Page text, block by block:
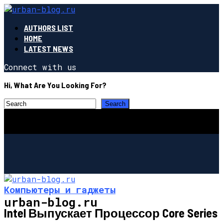
AUTHORS LIST
HOME
LATEST NEWS
Connect with us
Hi, What Are You Looking For?
urban-blog.ru
Компьютеры и гаджеты
Intel Выпускает Процессор Core Series